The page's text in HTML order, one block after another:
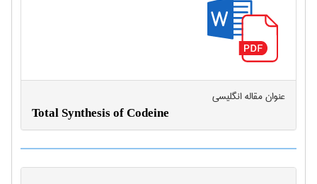
عنوان مقاله انگليسی
Total Synthesis of Codeine